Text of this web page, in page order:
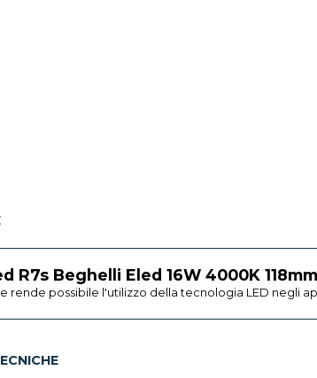
R7s Beghelli Eled 16W 4000K 118mm
rende possibile l'utilizzo della tecnologia LED negli